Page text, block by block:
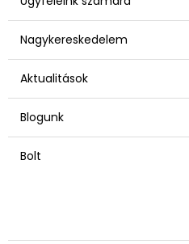
Nagykereskedelem
Aktualitások
Blogunk
Bolt